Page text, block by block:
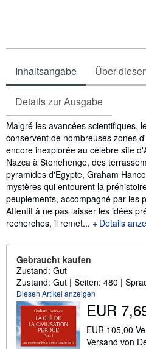
Inhaltsangabe Über
Details zur Ausgabe
Inhaltsangabe
Malgré les avancées scientifiques,
conservent de nombreuses zones
encore inexplorée au célèbre site
Nazca à Stonehenge, des
pyramides d'Egypte, Graham
mystères qui entourent la
peuplements, accompagné par les
Attentif à ne pas laisser les idées
recherches, il remet...
Details
Gebraucht kaufen
Zustand: Gut
Zustand: Gut | Seiten: 480 |
Diesen Artikel anzeigen
EUR
EUR 105,00
Versand von